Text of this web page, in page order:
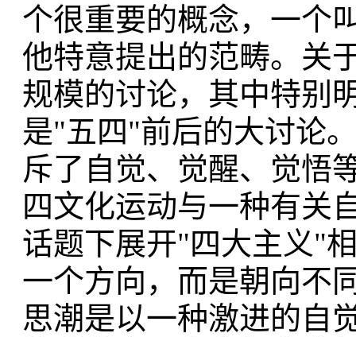
个很重要的概念，一个
他特意提出的范畴。关
规模的讨论，其中特别
是"五四"前后的大讨论
斥了自觉、觉醒、觉悟
四文化运动与一种有关
话题下展开"四大主义"
一个方向，而是朝向不
思潮是以一种激进的自